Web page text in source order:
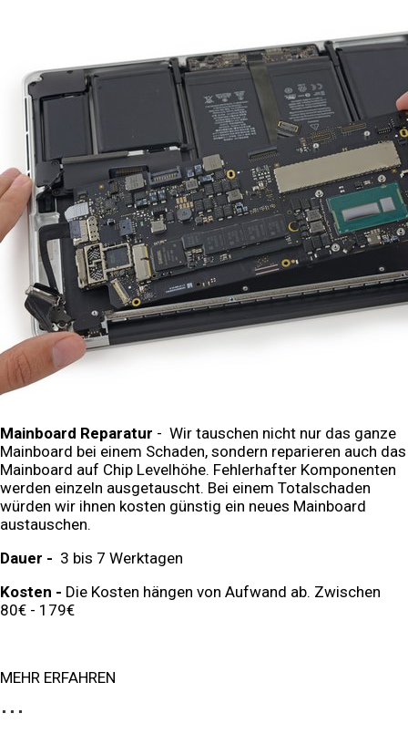
Mainboard Reparatur - Wir tauschen nicht nur das ganze
Mainboard bei einem Schaden, sondern reparieren auch das
Mainboard auf Chip Levelhöhe. Fehlerhafter Komponenten
werden einzeln ausgetauscht. Bei einem Totalschaden
würden wir ihnen kosten günstig ein neues Mainboard
austauschen.
Dauer - 3 bis 7 Werktagen
Kosten - Die Kosten hängen von Aufwand ab. Zwischen
80€ - 179€
MEHR ERFAHREN
...